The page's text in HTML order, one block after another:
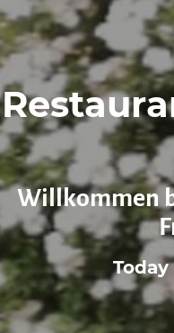
Willkommen